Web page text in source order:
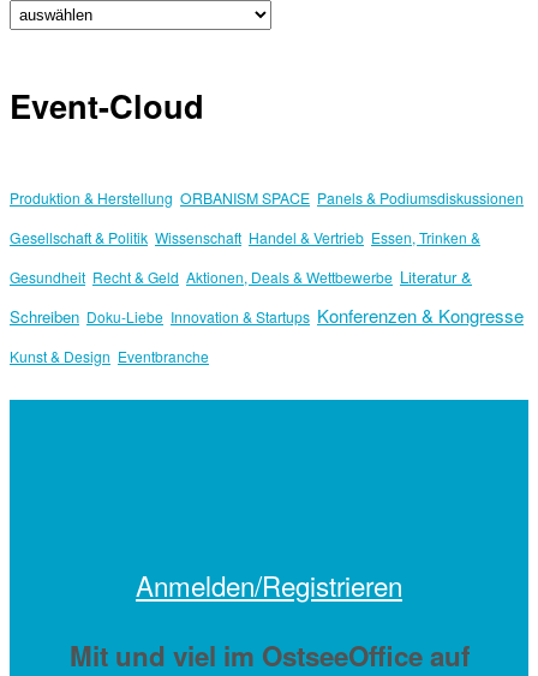
Event-Cloud
Produktion & Herstellung ORBANISM SPACE Panels & Podiumsdiskussionen
Gesellschaft & Politik Wissenschaft Handel & Vertrieb Essen, Trinken &
Gesundheit Recht & Geld Aktionen, Deals & Wettbewerbe Literatur &
Schreiben Doku-Liebe Innovation & Startups Konferenzen & Kongresse
Kunst & Design Eventbranche
Anmelden/Registrieren
Mit und viel im OstseeOffice auf